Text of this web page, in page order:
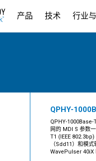
产品 技术 行业
QPHY-
QPHY-
网的 MDI S 参数
T1 (IEEE
（Sdd11）和模
WavePulser 40iX